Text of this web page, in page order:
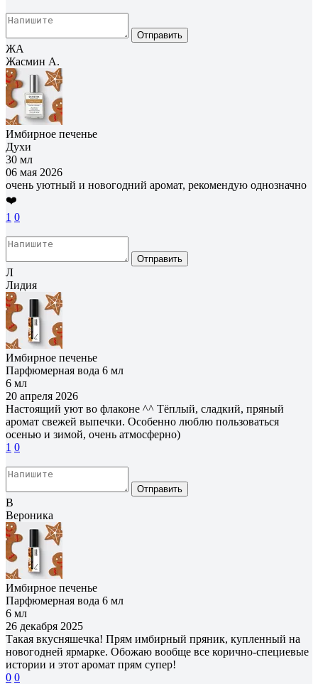
Отправить
ЖА
Жасмин А.
Имбирное печенье
Духи
30 мл
06 мая 2026
очень уютный и новогодний аромат, рекомендую однозначно
❤️
1 0
Отправить
Л
Лидия
Имбирное печенье
Парфюмерная вода 6 мл
6 мл
20 апреля 2026
Настоящий уют во флаконе ^^ Тёплый, сладкий, пряный
аромат свежей выпечки. Особенно люблю пользоваться
осенью и зимой, очень атмосферно)
1 0
Отправить
В
Вероника
Имбирное печенье
Парфюмерная вода 6 мл
6 мл
26 декабря 2025
Такая вкусняшечка! Прям имбирный пряник, купленный на
новогодней ярмарке. Обожаю вообще все корично-специевые
истории и этот аромат прям супер!
0 0